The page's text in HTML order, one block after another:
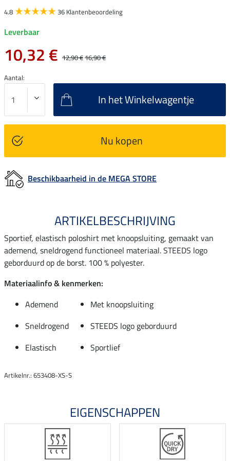
4.8 36 Klantenbeoordeling
Leverbaar
10,32 € 12,90 €16,90 €
Aantal:
In het Winkelwagentje
Nu kopen
Beschikbaarheid in de MEGA STORE
ARTIKELBESCHRIJVING
Sportief, elastisch poloshirt met knoopsluiting, gemaakt van
ademend, sneldrogend functioneel materiaal. STEEDS logo
geborduurd op de borst. 100 % polyester.
Materiaalinfo & kenmerken:
Ademend
Met knoopsluiting
Sneldrogend
STEEDS logo geborduurd
Elastisch
Sportlief
Artikelnr.: 653408-XS-S
EIGENSCHAPPEN